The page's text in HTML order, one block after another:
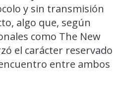
y sin transmisión
algo que, según
como The New
el carácter reservado
entre ambos